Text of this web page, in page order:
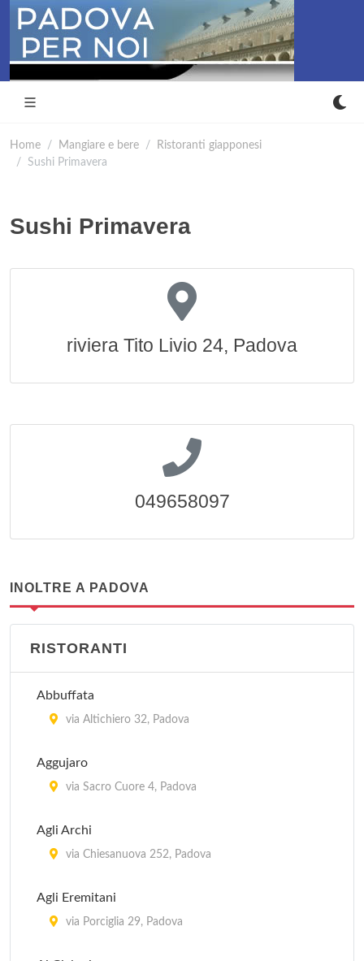
Home Mangiare e bere
Ristoranti giapponesi
Sushi Primavera
Sushi Primavera
riviera Tito Livio 24, Padova
049658097
INOLTRE A PADOVA
RISTORANTI
Abbuffata
via Altichiero 32, Padova
Aggujaro
via Sacro Cuore 4, Padova
Agli Archi
via Chiesanuova 252, Padova
Agli Eremitani
via Porciglia 29, Padova